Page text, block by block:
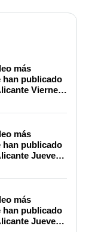
más
han publicado
Viernes
más
han publicado
Jueves
más
han publicado
Jueves